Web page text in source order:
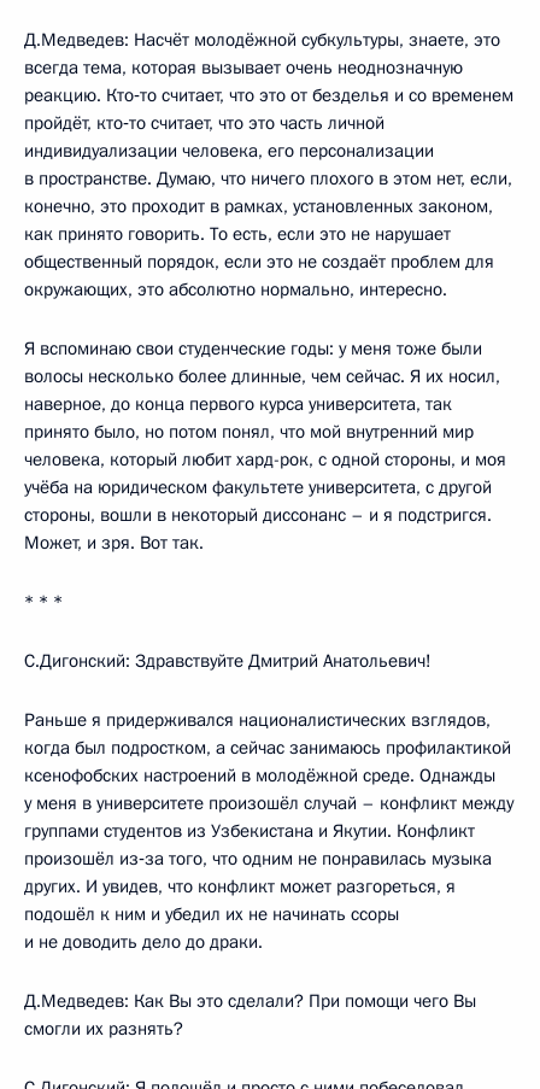
Д.Медведев: Насчёт молодёжной субкультуры, знаете, это
всегда тема, которая вызывает очень неоднозначную
реакцию. Кто‑то считает, что это от безделья и со временем
пройдёт, кто‑то считает, что это часть личной
индивидуализации человека, его персонализации
в пространстве. Думаю, что ничего плохого в этом нет, если,
конечно, это проходит в рамках, установленных законом,
как принято говорить. То есть, если это не нарушает
общественный порядок, если это не создаёт проблем для
окружающих, это абсолютно нормально, интересно.
Я вспоминаю свои студенческие годы: у меня тоже были
волосы несколько более длинные, чем сейчас. Я их носил,
наверное, до конца первого курса университета, так
принято было, но потом понял, что мой внутренний мир
человека, который любит хард-рок, с одной стороны, и моя
учёба на юридическом факультете университета, с другой
стороны, вошли в некоторый диссонанс – и я подстригся.
Может, и зря. Вот так.
* * *
С.Дигонский: Здравствуйте Дмитрий Анатольевич!
Раньше я придерживался националистических взглядов,
когда был подростком, а сейчас занимаюсь профилактикой
ксенофобских настроений в молодёжной среде. Однажды
у меня в университете произошёл случай – конфликт между
группами студентов из Узбекистана и Якутии. Конфликт
произошёл из‑за того, что одним не понравилась музыка
других. И увидев, что конфликт может разгореться, я
подошёл к ним и убедил их не начинать ссоры
и не доводить дело до драки.
Д.Медведев: Как Вы это сделали? При помощи чего Вы
смогли их разнять?